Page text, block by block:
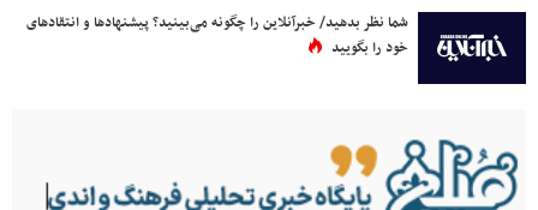
شما نظر بدهید/ خبرآنلاین را چگونه می‌بینید؟ پیشنهادها و انتقادهای
خود را بگویید